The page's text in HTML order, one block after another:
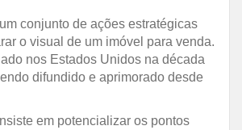
conjunto de ações estratégicas
o visual de um imóvel para venda.
nos Estados Unidos na década
difundido e aprimorado desde
em potencializar os pontos